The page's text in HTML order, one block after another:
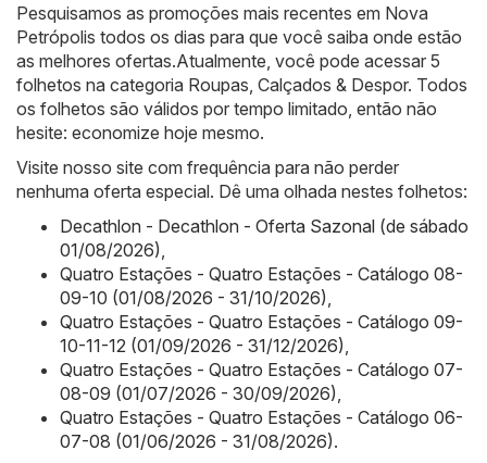
Pesquisamos as promoções mais recentes em Nova
Petrópolis todos os dias para que você saiba onde estão
as melhores ofertas.Atualmente, você pode acessar 5
folhetos na categoria Roupas, Calçados & Despor. Todos
os folhetos são válidos por tempo limitado, então não
hesite: economize hoje mesmo.
Visite nosso site com frequência para não perder
nenhuma oferta especial. Dê uma olhada nestes folhetos:
Decathlon - Decathlon - Oferta Sazonal (de sábado
01/08/2026)
Quatro Estações - Quatro Estações - Catálogo 08-
09-10 (01/08/2026 - 31/10/2026)
Quatro Estações - Quatro Estações - Catálogo 09-
10-11-12 (01/09/2026 - 31/12/2026)
Quatro Estações - Quatro Estações - Catálogo 07-
08-09 (01/07/2026 - 30/09/2026)
Quatro Estações - Quatro Estações - Catálogo 06-
07-08 (01/06/2026 - 31/08/2026).